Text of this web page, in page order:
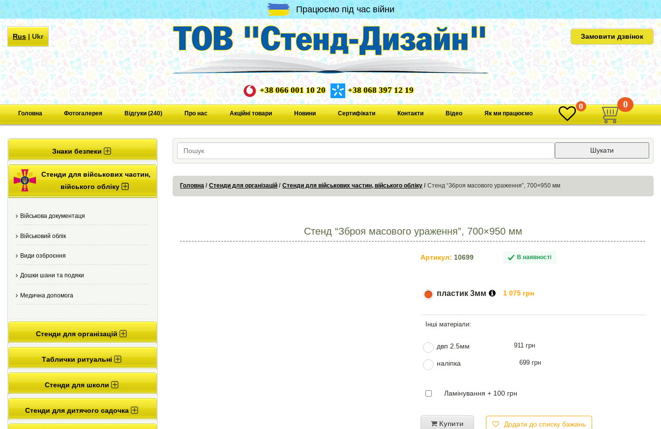
Працюємо під час війни
Rus|Ukr Замовити дзвінок
+38 066 001 10 20 +38 068 397 12 19
Головна Фотогалерея Відгуки (240) Про нас Акційні товари Новини Сертифікати Контакти Відео Як ми працюємо
0 0
Знаки безпеки
Стенди для військових частин,
війського обліку
Військова документаця
Військовий облік
Види озброєння
Дошки шани та подяки
Медична допомога
Стенди для організацій
Таблички ритуальні
Стенди для школи
Стенди для дитячого садочка
Шукати
Головна Стенди для організацій Стенди для військових частин, війського обліку Стенд “Зброя масового ураження”, 700×950 мм
Стенд “Зброя масового ураження”, 700×950 мм
Артикул: 10699 В наявності
пластик 3мм 1 075 грн
двп 2.5мм 911 грн
наліпка 699 грн
Ламінування + 100 грн
Купити Додати до списку бажань